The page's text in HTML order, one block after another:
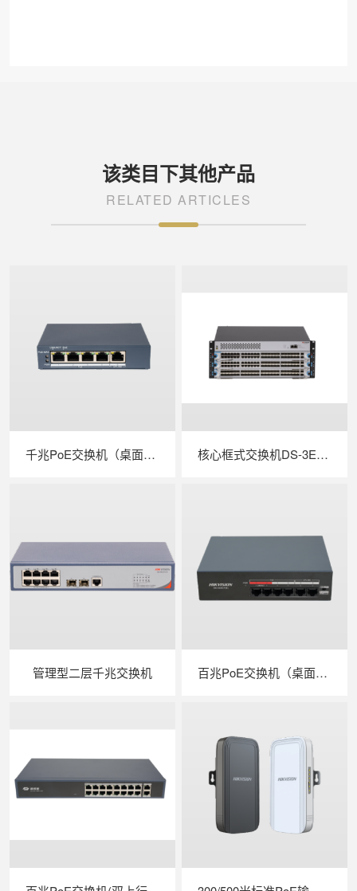
该类目下其他产品
RELATED ARTICLES
千兆PoE交换机（桌面式/中功率） 商品型号：DS-3E1500SP-E 核心框式交换机DS-3E6503(国内标配)
管理型二层千兆交换机 百兆PoE交换机（桌面式/低功率）